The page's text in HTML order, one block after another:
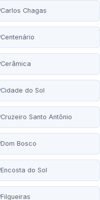
Carlos Chagas
Centenário
Cerâmica
Cidade do Sol
Cruzeiro Santo Antônio
Dom Bosco
Encosta do Sol
Filgueiras